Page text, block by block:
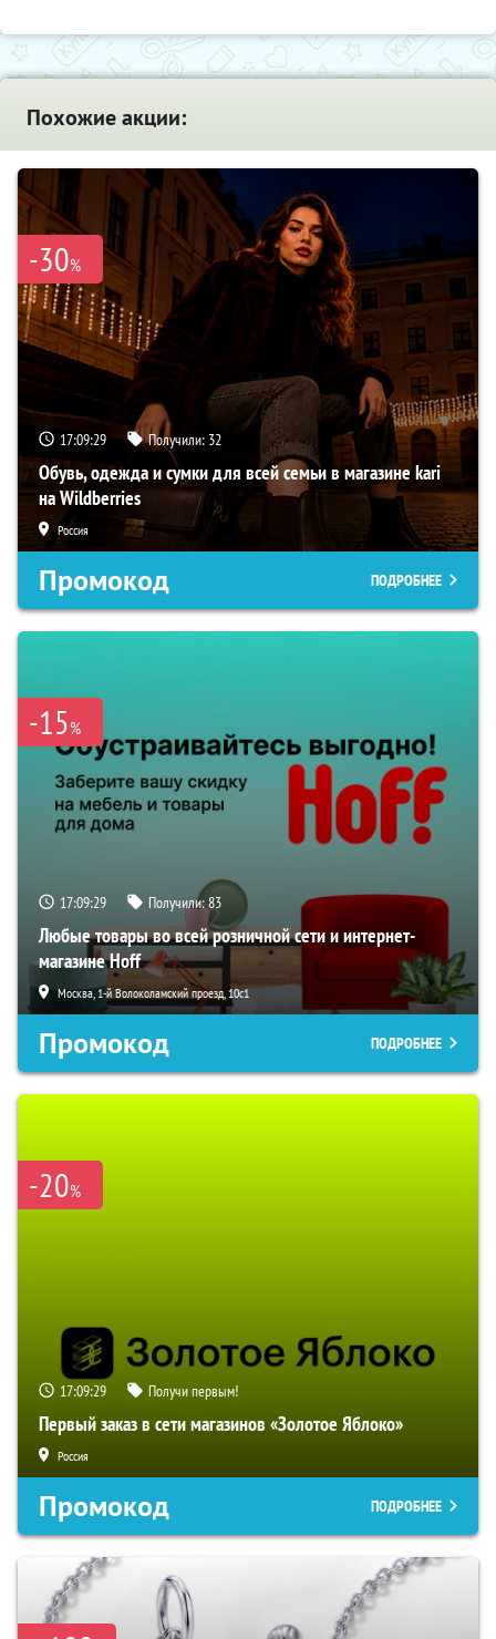
Похожие акции:
-30%
17:09:29 Получили: 32
Обувь, одежда и сумки для всей семьи в магазине kari
на Wildberries
Россия
Промокод ПОДРОБНЕЕ
-15%
17:09:29 Получили:83
Любые товары во всей розничной сети и интернет-
магазине Hoff
Москва, 1-й Волоколамский проезд, 10с1
Промокод ПОДРОБНЕЕ
-20%
17:09:29 Получи первым!
Первый заказ в сети магазинов «Золотое Яблоко»
Россия
Промокод ПОДРОБНЕЕ